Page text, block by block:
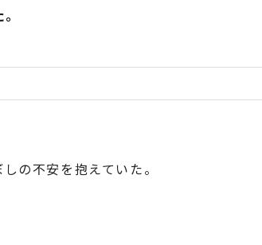
の不安を抱えていた。